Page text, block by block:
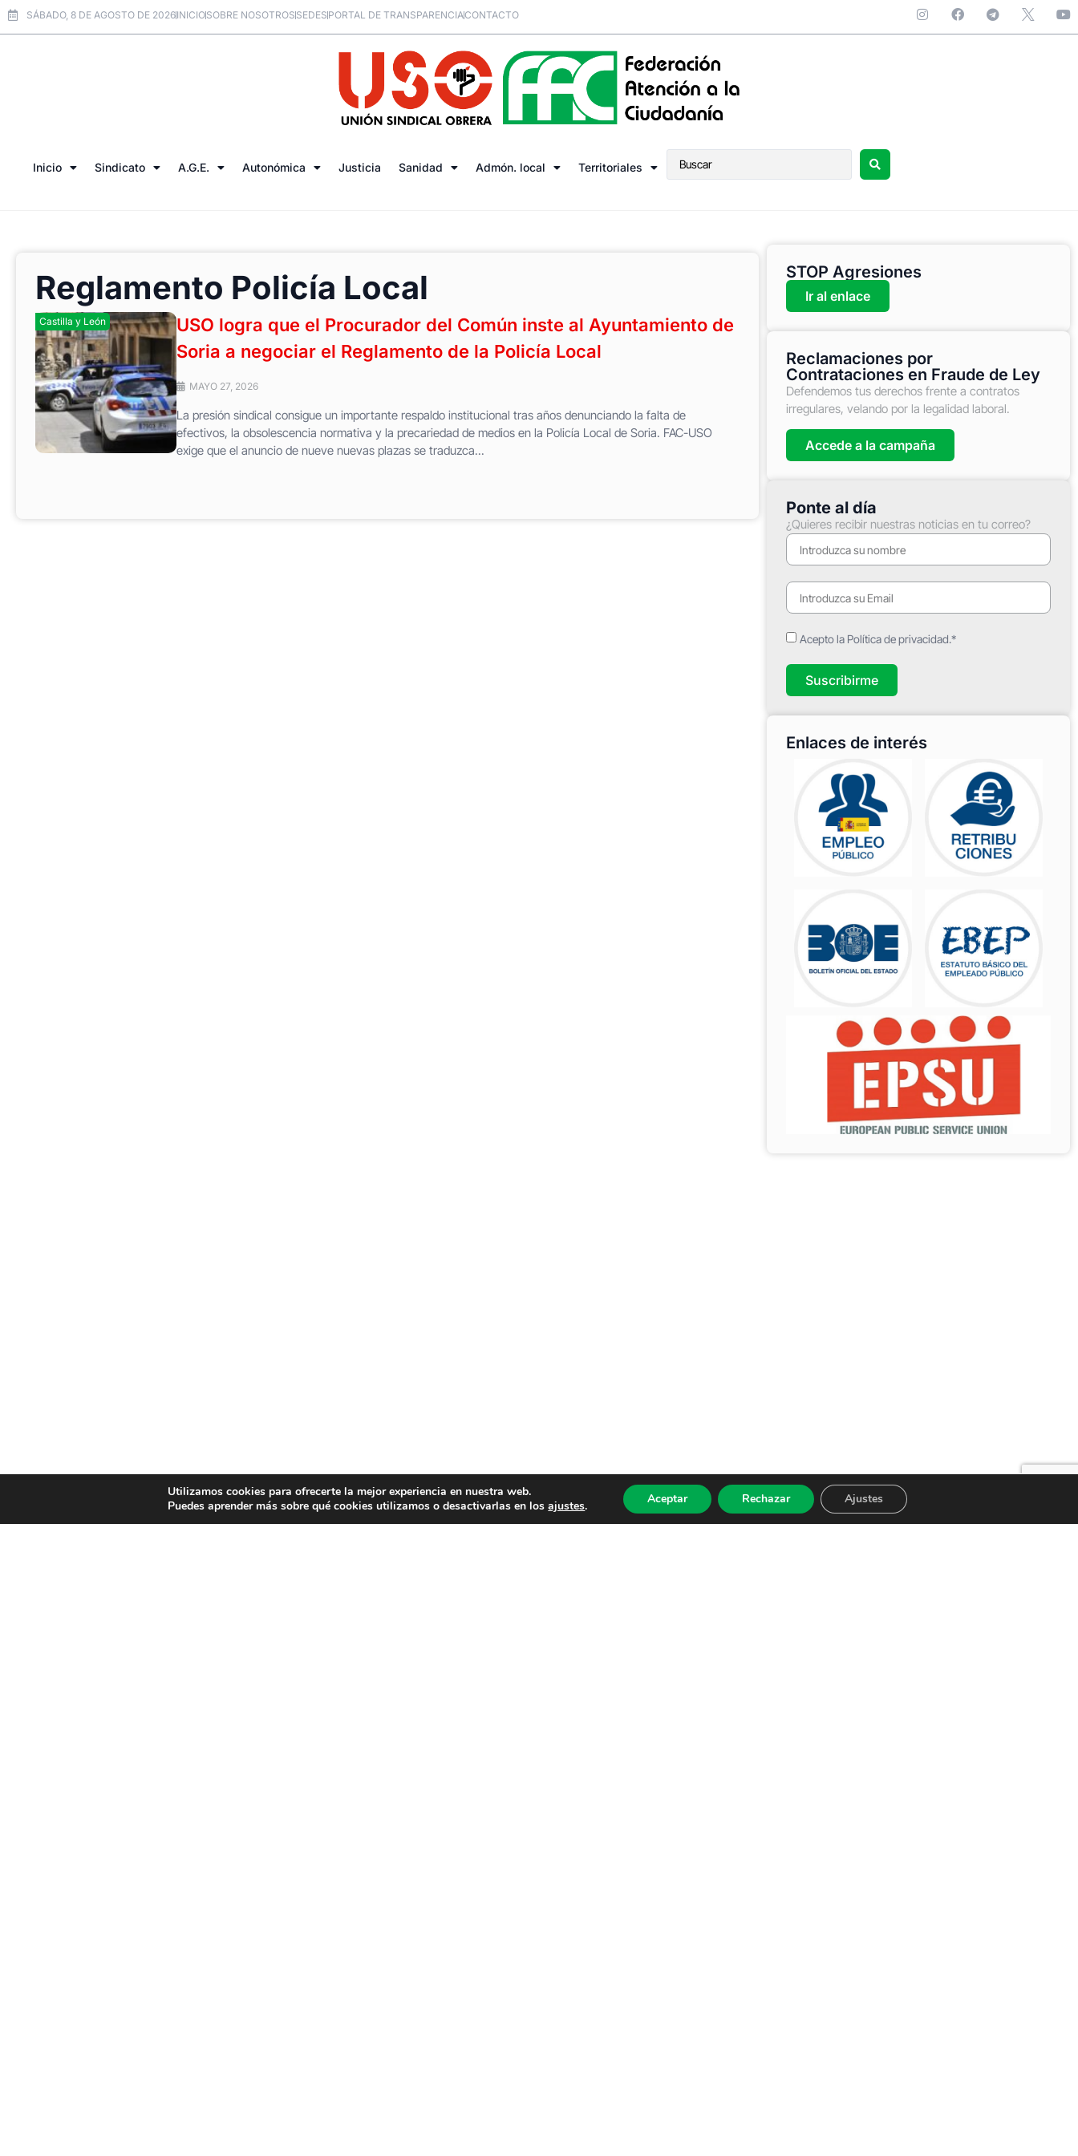
SÁBADO, 8 DE AGOSTO DE 2026INICIOSOBRE NOSOTROSSEDESPORTAL DE TRANSPARENCIACONTACTO
Inicio Sindicato A.G.E. Autonómica Justicia Sanidad Admón. local Territoriales
Reglamento Policía Local
Castilla y León
USO logra que el Procurador del Común inste al Ayuntamiento de
Soria a negociar el Reglamento de la Policía Local
MAYO 27, 2026
La presión sindical consigue un importante respaldo institucional tras años denunciando la falta de
efectivos, la obsolescencia normativa y la precariedad de medios en la Policía Local de Soria. FAC-USO
exige que el anuncio de nueve nuevas plazas se traduzca...
STOP Agresiones
Ir al enlace
Reclamaciones por
Contrataciones en Fraude de Ley
Defendemos tus derechos frente a contratos
irregulares, velando por la legalidad laboral.
Accede a la campaña
Ponte al día
¿Quieres recibir nuestras noticias en tu correo?
Acepto la Política de privacidad.*
Suscribirme
Enlaces de interés
Utilizamos cookies para ofrecerte la mejor experiencia en nuestra web.
Puedes aprender más sobre qué cookies utilizamos o desactivarlas en losajustes. Aceptar Rechazar Ajustes